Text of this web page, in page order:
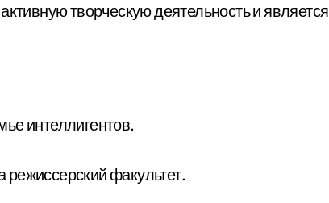
творческую деятельность и является
интеллигентов.
режиссерский факультет.